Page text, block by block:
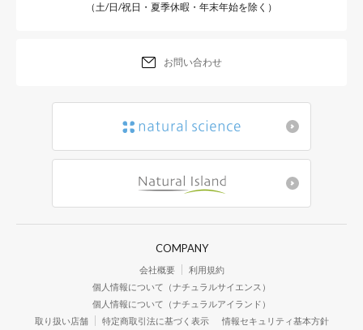
（土/日/祝日・夏季休暇・年末年始を除く）
お問い合わせ
COMPANY
会社概要
利用規約
個人情報について（ナチュラルサイエンス）
個人情報について（ナチュラルアイランド）
取り扱い店舗
特定商取引法に基づく表示 情報セキュリティ基本方針